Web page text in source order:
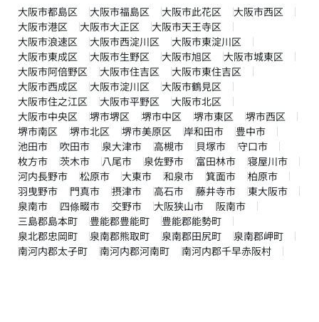
大阪市都島区 大阪市福島区 大阪市此花区
大阪市西区
大阪市港区
大阪市大正区
大阪市天王寺区
大阪市浪速区
大阪市西淀川区
大阪市東淀川区
大阪市東成区
大阪市生野区 大阪市旭区
大阪市城東区
大阪市阿倍野区
大阪市住吉区
大阪市東住吉区
大阪市西成区
大阪市淀川区
大阪市鶴見区
大阪市住之江区
大阪市平野区
大阪市北区
大阪市中央区
堺市堺区 堺市中区 堺市東区
堺市西区
堺市南区
堺市北区 堺市美原区 岸和田市
豊中市
池田市
吹田市 泉大津市 高槻市 貝塚市
守口市
枚方市
茨木市 八尾市 泉佐野市 富田林市
寝屋川市
河内長野市
松原市 大東市 和泉市 箕面市
柏原市
羽曳野市
門真市 摂津市 高石市 藤井寺市
東大阪市
泉南市
四條畷市 交野市 大阪狭山市
阪南市
三島郡島本町
豊能郡豊能町
豊能郡能勢町
泉北郡忠岡町
泉南郡熊取町 泉南郡田尻町
泉南郡岬町
南河内郡太子町
南河内郡河南町 南河内郡千早赤阪村